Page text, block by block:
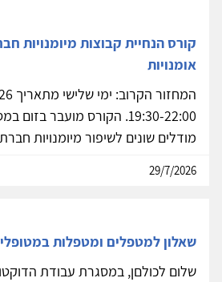
קורס הנחיית קבוצות מיומנויות
אומנויות
19:30-22:00. הקורס מועבר
מודלים שונים לשיפור מיומנויות
29/7/2026
שאלון למטפלים ומטפלות
שלום לכולםן, במסגרת עבודת